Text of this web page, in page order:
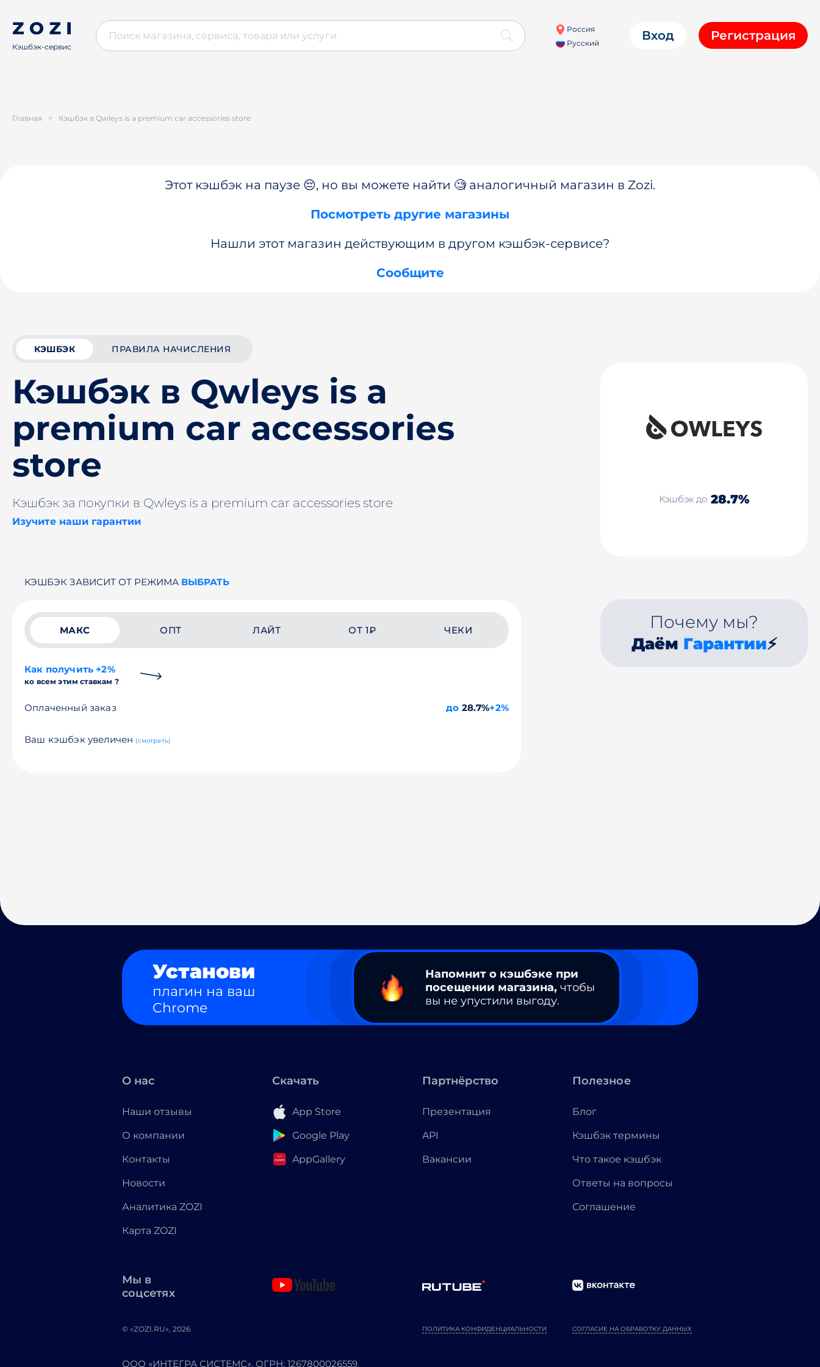
Кэшбэк-сервис
Россия
Русский
Вход Регистрация
Главная > Кэшбэк в Qwleys is a premium car accessories store
Этот кэшбэк на паузе 😔, но вы можете найти 🧐 аналогичный магазин в Zozi.
Посмотреть другие магазины
Нашли этот магазин действующим в другом кэшбэк-сервисе?
Сообщите
КЭШБЭК ПРАВИЛА НАЧИСЛЕНИЯ
Кэшбэк в Qwleys is a
premium car accessories
store
Кэшбэк за покупки в Qwleys is a premium car accessories store
Изучите наши гарантии
Кэшбэк до 28.7%
КЭШБЭК ЗАВИСИТ ОТ РЕЖИМА ВЫБРАТЬ
МАКС ОПТ ЛАЙТ ОТ 1₽ ЧЕКИ
Как получить +2%
ко всем этим ставкам ?
Оплаченный заказ до 28.7%+2%
Ваш кэшбэк увеличен (смотреть)
Почему мы?
Даём Гарантии⚡
Установи
плагин на ваш
Chrome
Напомнит о кэшбэке при
посещении магазина, чтобы
вы не упустили выгоду.
О нас
Наши отзывы
О компании
Контакты
Новости
Аналитика ZOZI
Карта ZOZI
Скачать
App Store
Google Play
AppGallery
Партнёрство
Презентация
API
Вакансии
Полезное
Блог
Кэшбэк термины
Что такое кэшбэк
Ответы на вопросы
Соглашение
Мы в
соцсетях
© «ZOZI.RU», 2026 ПОЛИТИКА КОНФИДЕНЦИАЛЬНОСТИ СОГЛАСИЕ НА ОБРАБОТКУ ДАННЫХ
ООО «ИНТЕГРА СИСТЕМС». ОГРН: 1267800026559.